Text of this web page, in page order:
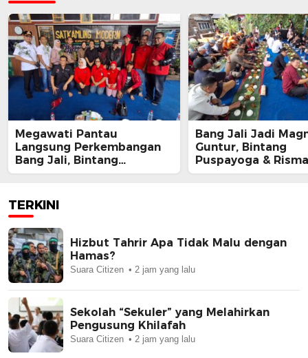
Megawati Pantau
Langsung Perkembangan
Bang Jali, Bintang
Puspayoga Siap Kawal
Bang Jali Jadi
Guntur, Bintang
Puspayoga & Risma
Kompak Apresiasi
TERKINI
Hizbut Tahrir Apa Tidak Malu dengan
Hamas?
Suara Citizen 2 jam yang lalu
Sekolah “Sekuler” yang Melahirkan
Pengusung Khilafah
Suara Citizen 2 jam yang lalu